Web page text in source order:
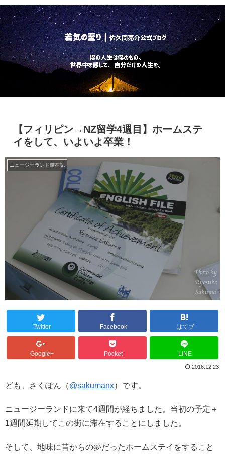
【フィリピン→NZ留学4週目】ホームステ
イをして、いよいよ卒業！
ニュージーランド滞在記
Twitter Facebook はてブ
Google+ Pocket LINE
2016.12.23
ども、さくぽん（@sakumanx） です。
ニュージーランドに来て4週間が経ちました。当初の予定＋
1週間延期してこの街に滞在することにしました。
そして、地味に昔からの夢だったホームステイをすること